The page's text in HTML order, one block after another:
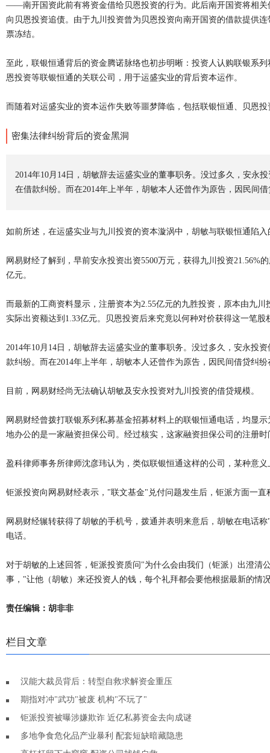
——南开国资此前有将资金借给贝恩投资的行为。此后南开国资将相
向贝恩投资追债。由于九川投资曾为贝恩投资向南开国资的借款提供
票冻结。
至此，联银恒通背后的资金腾诺脉络也初步明晰：投资人认购联银系
恩投资等联银恒通的关联公司，用于运盛实业的背后资本运作。
而随着对运盛实业的资本运作失败等噩梦降临，包括联银恒通、贝恩
密集法律纠纷背后的资金黑洞
2014年10月14日，胡敏辞去运盛实业的董事职务。没过多久，安永
在借款纠纷。而在2014年上半年，胡敏本人还曾作为原告，因民间
如前所述，在运盛实业与九川投资的资本漩涡中，胡敏与联银恒通陷
网易财经了解到，早前安永投资出资5500万元，获得九川投资21.56%
亿元。
而最新的工商资料显示，注册资本为2.55亿元的九胜投资，原本由九
实际出资额达到1.33亿元。贝恩投资后来究竟以何种对价获得这一笔
2014年10月14日，胡敏辞去运盛实业的董事职务。没过多久，安永投
款纠纷。而在2014年上半年，胡敏本人还曾作为原告，因民间借贷纠
目前，网易财经尚无法确认胡敏及安永投资对九川投资的借贷规模。
网易财经曾拨打联银系列私募基金招募材料上的联银恒通电话，均显
地办公的是一家融资担保公司。经过核实，这家融资担保公司的注册
盈科律师事务所律师沈彦玮认为，类似联银恒通这样的公司，某种意
钜派投资向网易财经表示，"联文基金"兑付问题发生后，钜派方面一直
网易财经辗转获得了胡敏的手机号，拨通并表明来意后，胡敏在电话
电话。
对于胡敏的上述回答，钜派投资质问"为什么会由我们（钜派）出澄
事，"让他（胡敏）来还投资人的钱，每个礼拜都会要他根据最新的情
责任编辑：胡非非
栏目文章
汉能大裁员背后：转型自救求解资金重压
期指对冲"武功"被废 机构"不玩了"
钜派投资被曝涉嫌欺诈 近亿私募资金去向成谜
多地争食危化品产业暴利 配套短缺暗藏隐患